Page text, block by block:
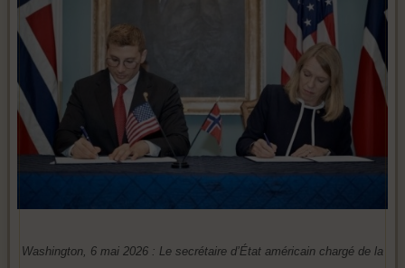
Washington, 6 mai 2026 : Le secrétaire d’État américain chargé de la